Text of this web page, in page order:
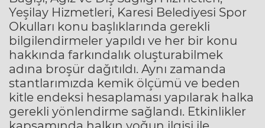
Yeşilay Hizmetleri, Karesi Belediyesi Spor
Okulları konu başlıklarında gerekli
bilgilendirmeler yapıldı ve her bir konu
hakkında farkındalık oluşturabilmek
adına broşür dağıtıldı. Aynı zamanda
stantlarımızda kemik ölçümü ve beden
kitle endeksi hesaplaması yapılarak halka
gerekli yönlendirme sağlandı. Etkinlikler